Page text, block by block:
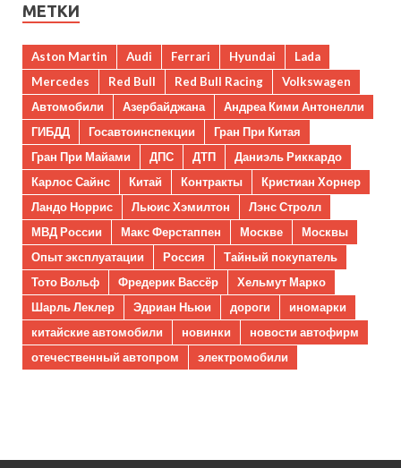
МЕТКИ
Aston Martin Audi Ferrari Hyundai
Lada
Mercedes
Red Bull Red Bull Racing
Volkswagen
Автомобили
Азербайджана
Андреа Кими Антонелли
ГИБДД
Госавтоинспекции
Гран При Китая
Гран При Майами
ДПС ДТП
Даниэль Риккардо
Карлос Сайнс
Китай Контракты
Кристиан Хорнер
Ландо Норрис
Льюис Хэмилтон
Лэнс Стролл
МВД России
Макс Ферстаппен Москве
Москвы
Опыт эксплуатации
Россия
Тайный покупатель
Тото Вольф
Фредерик Вассёр
Хельмут Марко
Шарль Леклер
Эдриан Ньюи дороги
иномарки
китайские автомобили
новинки
новости автофирм
отечественный автопром
электромобили